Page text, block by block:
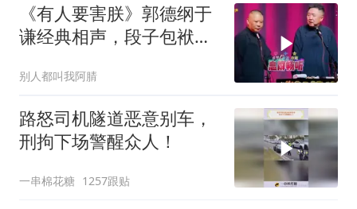
《有人要害朕》郭德纲于
谦经典相声，段子包袱满
别人都叫我阿腈
路怒司机隧道恶意别车，
刑拘下场警醒众人！
一串棉花糖 1257跟贴